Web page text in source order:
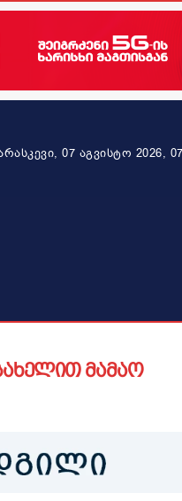
07 აგვისტო 2026,
მამაო